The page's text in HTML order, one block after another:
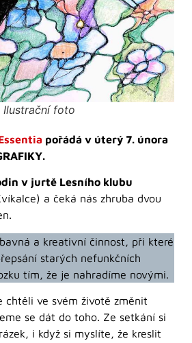
Ilustrační foto
pořádá v úterý 7. února
v jurtě Lesního klubu
a čeká nás zhruba dvou
a kreativní činnost, při které
starých nefunkčních
tím, že je nahradíme novými.
chtěli ve svém životě změnit
se dát do toho. Ze setkání si
i když si myslíte, že kreslit